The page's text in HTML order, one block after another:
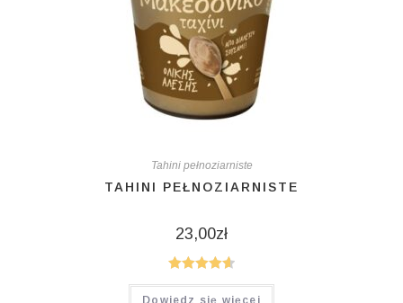
Tahini pełnoziarniste
TAHINI PEŁNOZIARNISTE
23,00zł
Oceniono
Dowiedz się więcej